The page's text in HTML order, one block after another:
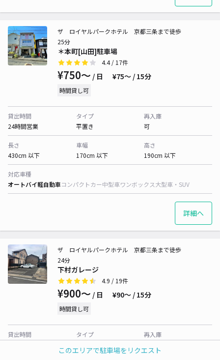
このエリアで駐車場をリクエスト
＊本町[山田]駐車場
ザ ロイヤルパークホテル 京都三条まで徒歩
25分
4.4/ 17件
¥750〜 / 日 ¥75〜 / 15分
時間貸し可
貸出時間
24時間営業
タイプ
平置き
再入庫
可
長さ
430cm 以下
車幅
170cm 以下
高さ
190cm 以下
対応車種
オートバイ軽自動車コンパクトカー中型車ワンボックス大型車・SUV
詳細へ
下村ガレージ
ザ ロイヤルパークホテル 京都三条まで徒歩
24分
4.9 / 19件
¥900〜 / 日 ¥90〜 / 15分
時間貸し可
貸出時間
タイプ
再入庫